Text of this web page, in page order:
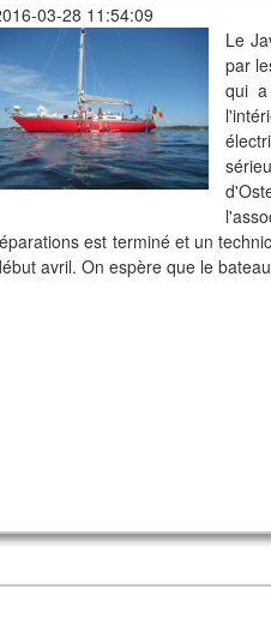
03-28 11:54:09
Le
par
qui
est terminé et un
avril. On espère que le